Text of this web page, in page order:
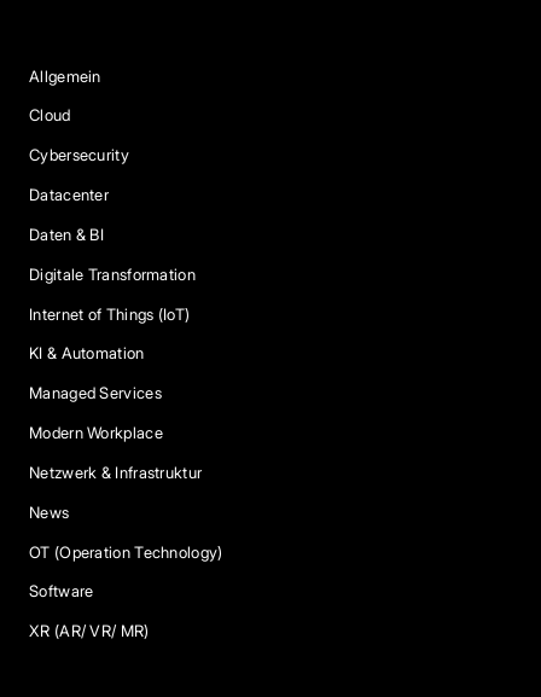
Allgemein
Cloud
Cybersecurity
Datacenter
Daten & BI
Digitale Transformation
Internet of Things (IoT)
KI & Automation
Managed Services
Modern Workplace
Netzwerk & Infrastruktur
News
OT (Operation Technology)
Software
XR (AR/ VR/ MR)